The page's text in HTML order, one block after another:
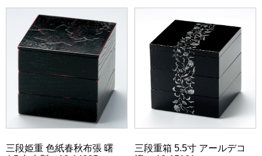
三段姫重 色紙春秋布張 曙
三段重箱 5.5寸 アールデコ